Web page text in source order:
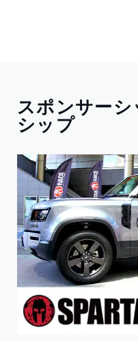
スポンサーシ
シップ